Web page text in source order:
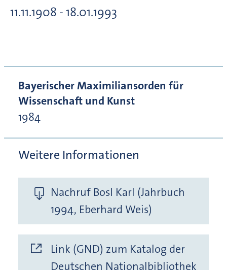
11.11.1908 - 18.01.1993
Bayerischer Maximiliansorden für
Wissenschaft und Kunst
1984
Weitere Informationen
Nachruf Bosl Karl (Jahrbuch
1994, Eberhard Weis)
Link (GND) zum Katalog der
Deutschen Nationalbibliothek